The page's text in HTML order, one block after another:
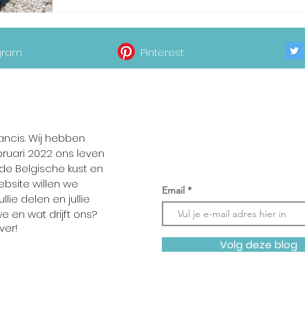
Pinterest
Wij hebben
2022 ons leven
Belgische kust en
willen we
delen en jullie
en wat drijft ons?
Email
Volg deze blog